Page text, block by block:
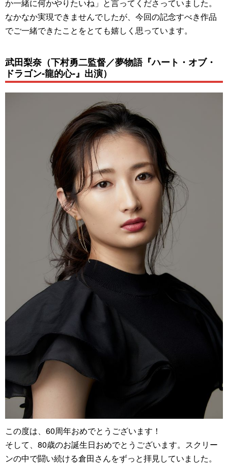
か一緒に何かやりたいね」と言ってくださっていました。
なかなか実現できませんでしたが、今回の記念すべき作品
でご一緒できたことをとても嬉しく思っています。
武田梨奈（下村勇二監督／夢物語『ハート・オブ・
ドラゴン‐龍的心‐』出演）
この度は、60周年おめでとうございます！
そして、80歳のお誕生日おめでとうございます。スクリー
ンの中で闘い続ける倉田さんをずっと拝見していました。